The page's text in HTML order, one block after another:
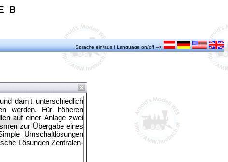
Sprache ein/aus | Language on/off -->
damit unterschiedlich
werden. Für höheren
auf einer Anlage zwei
zur Übergabe eines
Umschaltlösungen
Lösungen Zentralen-